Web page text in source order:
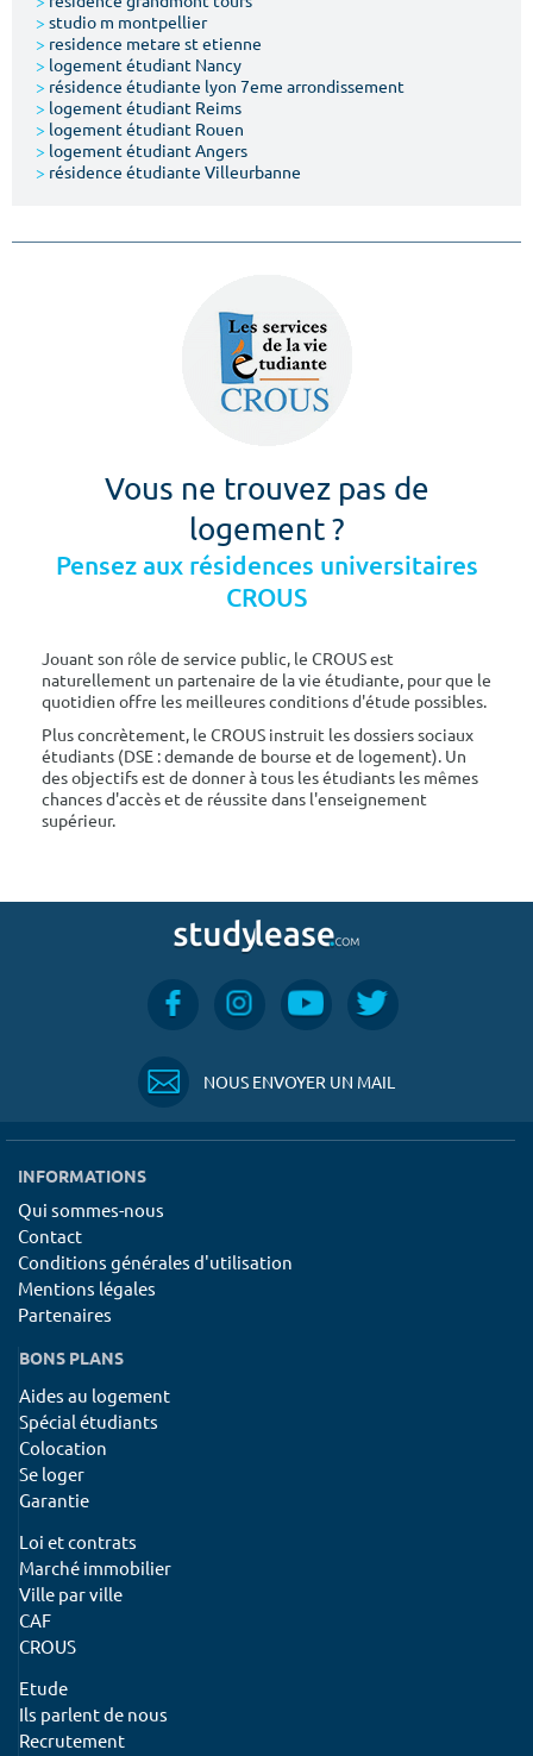
> studio m montpellier
> residence metare st etienne
> logement étudiant Nancy
> résidence étudiante lyon 7eme arrondissement
> logement étudiant Reims
> logement étudiant Rouen
> logement étudiant Angers
> résidence étudiante Villeurbanne
Vous ne trouvez pas de
logement ?
Pensez aux résidences universitaires
CROUS
Jouant son rôle de service public, le CROUS est
naturellement un partenaire de la vie étudiante, pour que le
quotidien offre les meilleures conditions d'étude possibles.
Plus concrètement, le CROUS instruit les dossiers sociaux
étudiants (DSE : demande de bourse et de logement). Un
des objectifs est de donner à tous les étudiants les mêmes
chances d'accès et de réussite dans l'enseignement
supérieur.
NOUS ENVOYER UN MAIL
INFORMATIONS
Qui sommes-nous
Contact
Conditions générales d'utilisation
Mentions légales
Partenaires
BONS PLANS
Aides au logement
Spécial étudiants
Colocation
Se loger
Garantie
Loi et contrats
Marché immobilier
Ville par ville
CAF
CROUS
Etude
Ils parlent de nous
Recrutement